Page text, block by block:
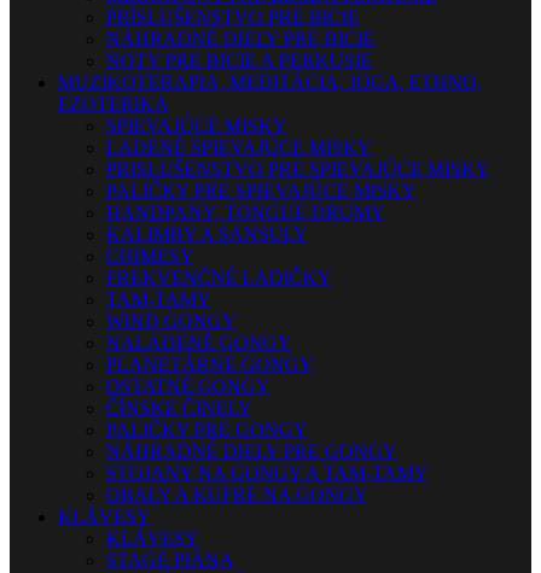
PRÍSLUŠENSTVO PRE BICIE
NÁHRADNÉ DIELY PRE BICIE
NOTY PRE BICIE A PERKUSIE
MUZIKOTERAPIA, MEDITÁCIA, JOGA, ETHNO,
EZOTERIKA
SPIEVAJÚCE MISKY
LADENÉ SPIEVAJÚCE MISKY
PRISLUŠENSTVO PRE SPIEVAJÚCE MISKY
PALIČKY PRE SPIEVAJÚCE MISKY
HANDPANY, TONGUE DRUMY
KALIMBY A SANSULY
CHIMESY
FREKVENČNÉ LADIČKY
TAM-TAMY
WIND GONGY
NALADENÉ GONGY
PLANETÁRNE GONGY
OSTATNÉ GONGY
ČÍNSKE ČINELY
PALIČKY PRE GONGY
NÁHRADNÉ DIELY PRE GONGY
STOJANY NA GONGY A TAM-TAMY
OBALY A KUFRE NA GONGY
KLÁVESY
KLÁVESY
STAGE PIÁNA